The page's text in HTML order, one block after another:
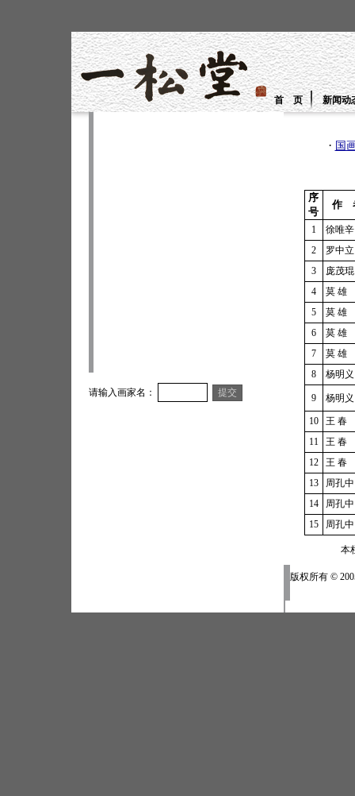
首 页 新闻动
请输入画家名：
· 国
序
号
作
1
徐唯辛
2
罗中立
3
庞茂琨
4
莫 雄
5
莫 雄
6
莫 雄
7
莫 雄
8
杨明义
9 杨明义
10
王 春
11
王 春
12
王 春
13
周孔中
14
周孔中
15
周孔中
本
版权所有 ©